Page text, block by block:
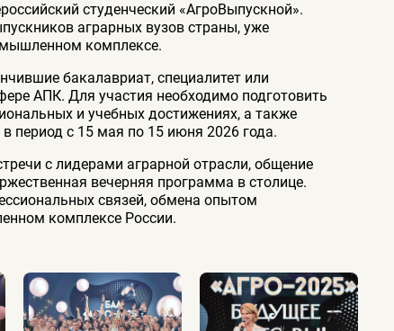
студенческий «АгроВыпускной».
аграрных вузов страны, уже
комплексе.
бакалавриат, специалитет или
АПК. Для участия необходимо подготовить
и учебных достижениях, а также
в период с 15 мая по 15 июня 2026 года.
с лидерами аграрной отрасли, общение
вечерняя программа в столице.
связей, обмена опытом
комплексе России.